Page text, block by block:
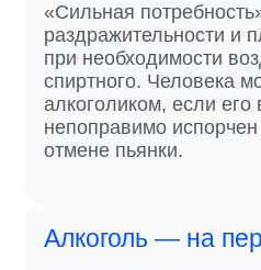
«Сильная
раздражительности и
при необходимости
спиртного. Человека
алкоголиком, если его
непоправимо
отмене пьянки.
Алкоголь — на